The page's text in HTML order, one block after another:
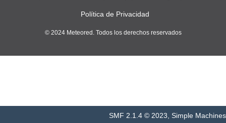
Política de Privacidad
© 2024 Meteored. Todos los derechos reservados
SMF 2.1.4 © 2023, Simple Machines